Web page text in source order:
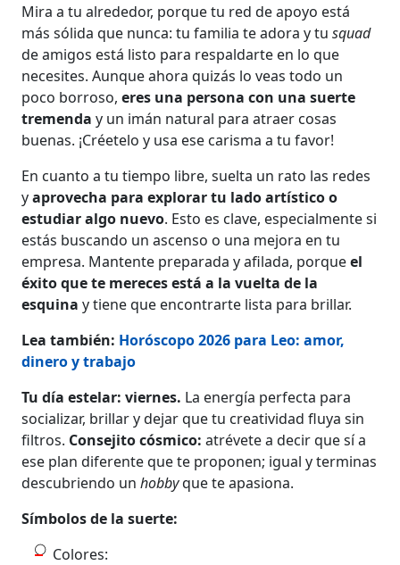
Mira a tu alrededor, porque tu red de apoyo está
más sólida que nunca: tu familia te adora y tusquad
de amigos está listo para respaldarte en lo que
necesites. Aunque ahora quizás lo veas todo un
poco borroso,eres una persona con una suerte
tremenda y un imán natural para atraer cosas
buenas. ¡Créetelo y usa ese carisma a tu favor!
En cuanto a tu tiempo libre, suelta un rato las redes
yaprovecha para explorar tu lado artístico o
estudiar algo nuevo. Esto es clave, especialmente si
estás buscando un ascenso o una mejora en tu
empresa. Mantente preparada y afilada, porqueel
éxito que te mereces está a la vuelta de la
esquina y tiene que encontrarte lista para brillar.
Lea también: Horóscopo 2026 para Leo: amor,
dinero y trabajo
Tu día estelar: viernes. La energía perfecta para
socializar, brillar y dejar que tu creatividad fluya sin
filtros. Consejito cósmico: atrévete a decir que sí a
ese plan diferente que te proponen; igual y terminas
descubriendo unhobbyque te apasiona.
Símbolos de la suerte:
Colores: